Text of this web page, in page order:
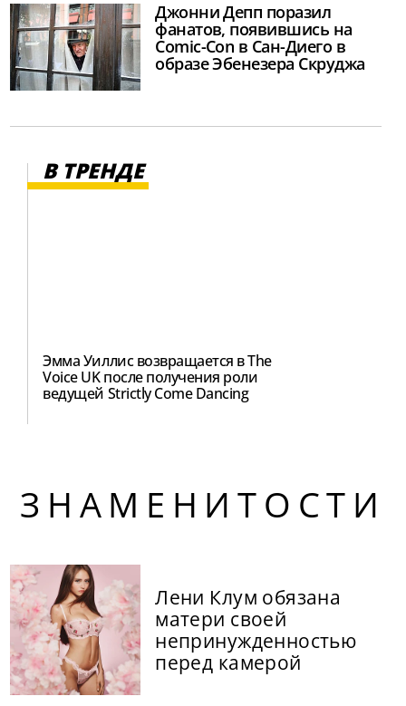
Джонни Депп поразил
фанатов, появившись на
Comic-Con в Сан-Диего в
образе Эбенезера Скруджа
В ТРЕНДЕ
Эмма Уиллис возвращается в The
Voice UK после получения роли
ведущей Strictly Come Dancing
ЗНАМЕНИТОСТИ
Лени Клум обязана
матери своей
непринужденностью
перед камерой